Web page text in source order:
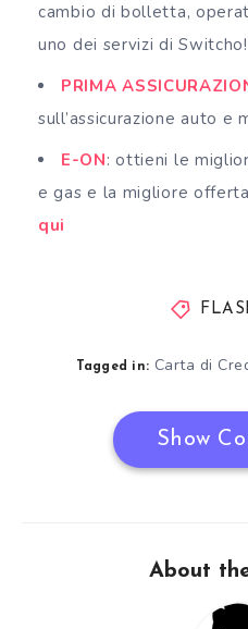
cambio di bolletta,
uno dei servizi di Switcho!
PRIMA
sull’assicurazione auto e
E-ON: ottieni le
e gas e la migliore
qui
Tagged in: Carta di
Show
About